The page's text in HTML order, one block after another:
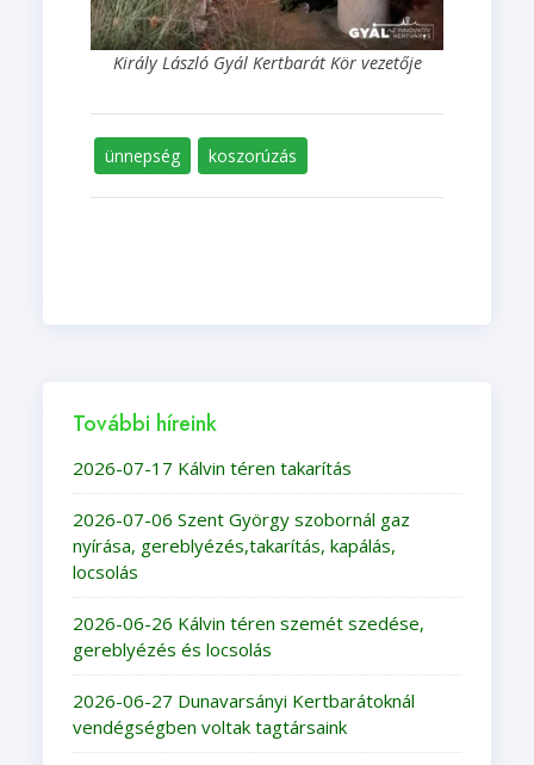
Király László Gyál Kertbarát Kör vezetője
ünnepség koszorúzás
További híreink
2026-07-17 Kálvin téren takarítás
2026-07-06 Szent György szobornál gaz
nyírása, gereblyézés,takarítás, kapálás,
locsolás
2026-06-26 Kálvin téren szemét szedése,
gereblyézés és locsolás
2026-06-27 Dunavarsányi Kertbarátoknál
vendégségben voltak tagtársaink